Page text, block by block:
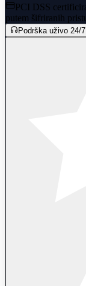
PCI DSS
putem šifriranih
Podrška uživo 24/7